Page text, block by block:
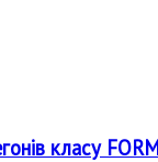
класу